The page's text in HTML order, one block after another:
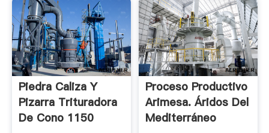
Piedra Caliza Y
Pizarra Trituradora
De Cono 1150
Proceso Productivo
Arimesa. Áridos Del
Mediterráneo